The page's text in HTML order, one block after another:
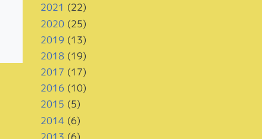
2021 (22)
2020(25)
2019 (13)
2018 (19)
2017 (17)
2016 (10)
2015 (5)
2014 (6)